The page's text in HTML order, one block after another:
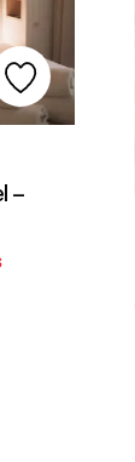
–